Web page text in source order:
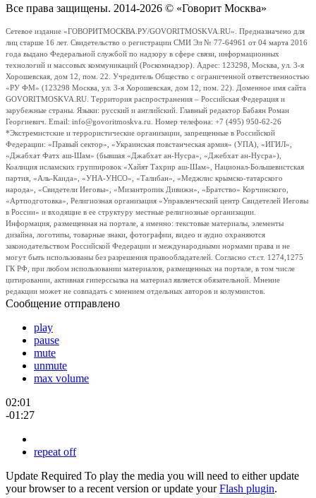
Все права защищены. 2014-2026 © «Говорит Москва»
Сетевое издание «ГОВОРИТМОСКВА.РУ/GOVORITMOSKVA.RU». Предназначено для
лиц старше 16 лет. Свидетельство о регистрации СМИ Эл № 77-64961 от 04 марта 2016
года выдано Федеральной службой по надзору в сфере связи, информационных
технологий и массовых коммуникаций (Роскомнадзор). Адрес: 123298, Москва, ул. 3-я
Хорошевская, дом 12, пом. 22. Учредитель Общество с ограниченной ответственностью
«РУ ФМ» (123298 Москва, ул. 3-я Хорошевская, дом 12, пом. 22). Доменное имя сайта
GOVORITMOSKVA.RU. Территория распространения – Российская Федерация и
зарубежные страны. Языки: русский и английский. Главный редактор Бабаян Роман
Георгиевич. Email: info@govoritmoskva.ru. Номер телефона: +7 (495) 950-62-26
*Экстремистские и террористические организации, запрещенные в Российской
Федерации: «Правый сектор», «Украинская повстанческая армия» (УПА), «ИГИЛ»,
«Джабхат Фатх аш-Шам» (бывшая «Джабхат ан-Нусра», «Джебхат ан-Нусра»),
Коалиция исламских группировок «Хайят Тахрир аш-Шам», Национал-Большевистская
партия, «Аль-Каида», «УНА-УНСО», «Талибан», «Меджлис крымско-татарского
народа», «Свидетели Иеговы», «Мизантропик Дивижн», «Братство» Корчинского,
«Артподготовка», Религиозная организация «Управленческий центр Свидетелей Иеговы
в России» и входящие в ее структуру местные религиозные организации.
Информация, размещенная на портале, а именно: текстовые материалы, элементы
дизайна, логотипы, товарные знаки, фотографии, видео и аудио охраняются
законодательством Российской Федерации и международными нормами права и не
могут быть использованы без разрешения правообладателей. Согласно ст.ст. 1274,1275
ГК РФ, при любом использовании материалов, размещенных на портале, в том числе
цитировании, активная гиперссылка на материал является обязательной. Мнение
редакции может не совпадать с мнением отдельных авторов и колумнистов.
Сообщение отправлено
play
pause
mute
unmute
max volume
02:01
-01:27
repeat off
Update Required To play the media you will need to either update
your browser to a recent version or update yourFlash plugin.